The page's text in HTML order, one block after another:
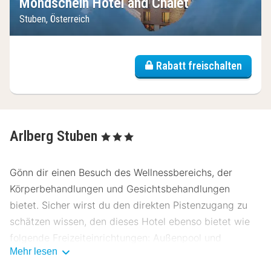
Stuben, Österreich
Rabatt freischalten
Arlberg Stuben , 3 Sterne
Gönn dir einen Besuch des Wellnessbereichs, der
Körperbehandlungen und Gesichtsbehandlungen
bietet. Sicher wirst du den direkten Pistenzugang zu
schätzen wissen, den dieses Hotel ebenso bietet wie
folgende Freizeiteinrichtungen: Außenpool und
Whirlpool. Zu den Highlights, die dieses Hotel bietet,
Mehr lesen